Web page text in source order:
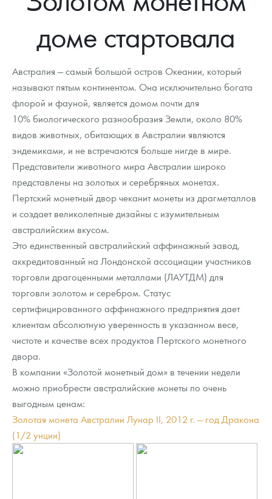
Иностранные
Памятные монеты России и СССР
Монеты Царской России
Монеты стран мира после 1950г
Монеты и жетоны ЗМД
Георгий Победоносец
Золотые слитки
Аксессуары
Год Лошади
Флот: ледоколы и корабли
Жетоны "Необыкновенные обитатели глубин"
Ювелирные изделия
Русская нумизматика
Золотая карманная галерея
Наборы подарочных и коллекционных монет
Монеты и жетоны из недрагоценных металлов
Книги по нумизматике
Клуб ЗМД
Гарантии
Выкуп серебряных монет
Вопрос - ответ
Памятка для работы с монетами из драгметаллов
Монеты
Политика конфиденциальности
Политика использования Cookies
Положение по обработке и защите персональных данных
Подбор монет
Информация
Новости
Аналитика и события
2026 год
Георгий Победоносец - динамика цен
Котировки
Лом выкуп
Скупка слитков
О нас
Наши преимущества
Пресс-служба
доме стартовала
Австралия — самый большой остров Океании, который
называют пятым континентом. Она исключительно богата
флорой и фауной, является домом почти для
10% биологического разнообразия Земли, около 80%
видов животных, обитающих в Австралии являются
эндемиками, и не встречаются больше нигде в мире.
Представители животного мира Австралии широко
представлены на золотых и серебряных монетах.
Пертский монетный двор чеканит монеты из драгметаллов
и создает великолепные дизайны с изумительным
австралийским вкусом.
Это единственный австралийский аффинажный завод,
аккредитованный на Лондонской ассоциации участников
торговли драгоценными металлами (ЛАУТДМ) для
торговли золотом и серебром. Статус
сертифицированного аффинажного предприятия дает
клиентам абсолютную уверенность в указанном весе,
чистоте и качестве всех продуктов Пертского монетного
двора.
В компании «Золотой монетный дом» в течении недели
можно приобрести австралийские монеты по очень
выгодным ценам:
Золотая монета Австралии Лунар II, 2012 г. — год Дракона
(1/2 унции)